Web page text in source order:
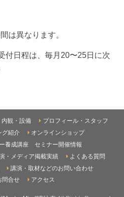
は異なります。
付日程は、毎月20〜25日に次
内観・設備
プロフィール・スタッフ
グ紹介
オンラインショップ
養成講座 セミナー開催情報
・メディア掲載実績
よくある質問
講演・取材などのお問い合わせ
問合せ
アクセス